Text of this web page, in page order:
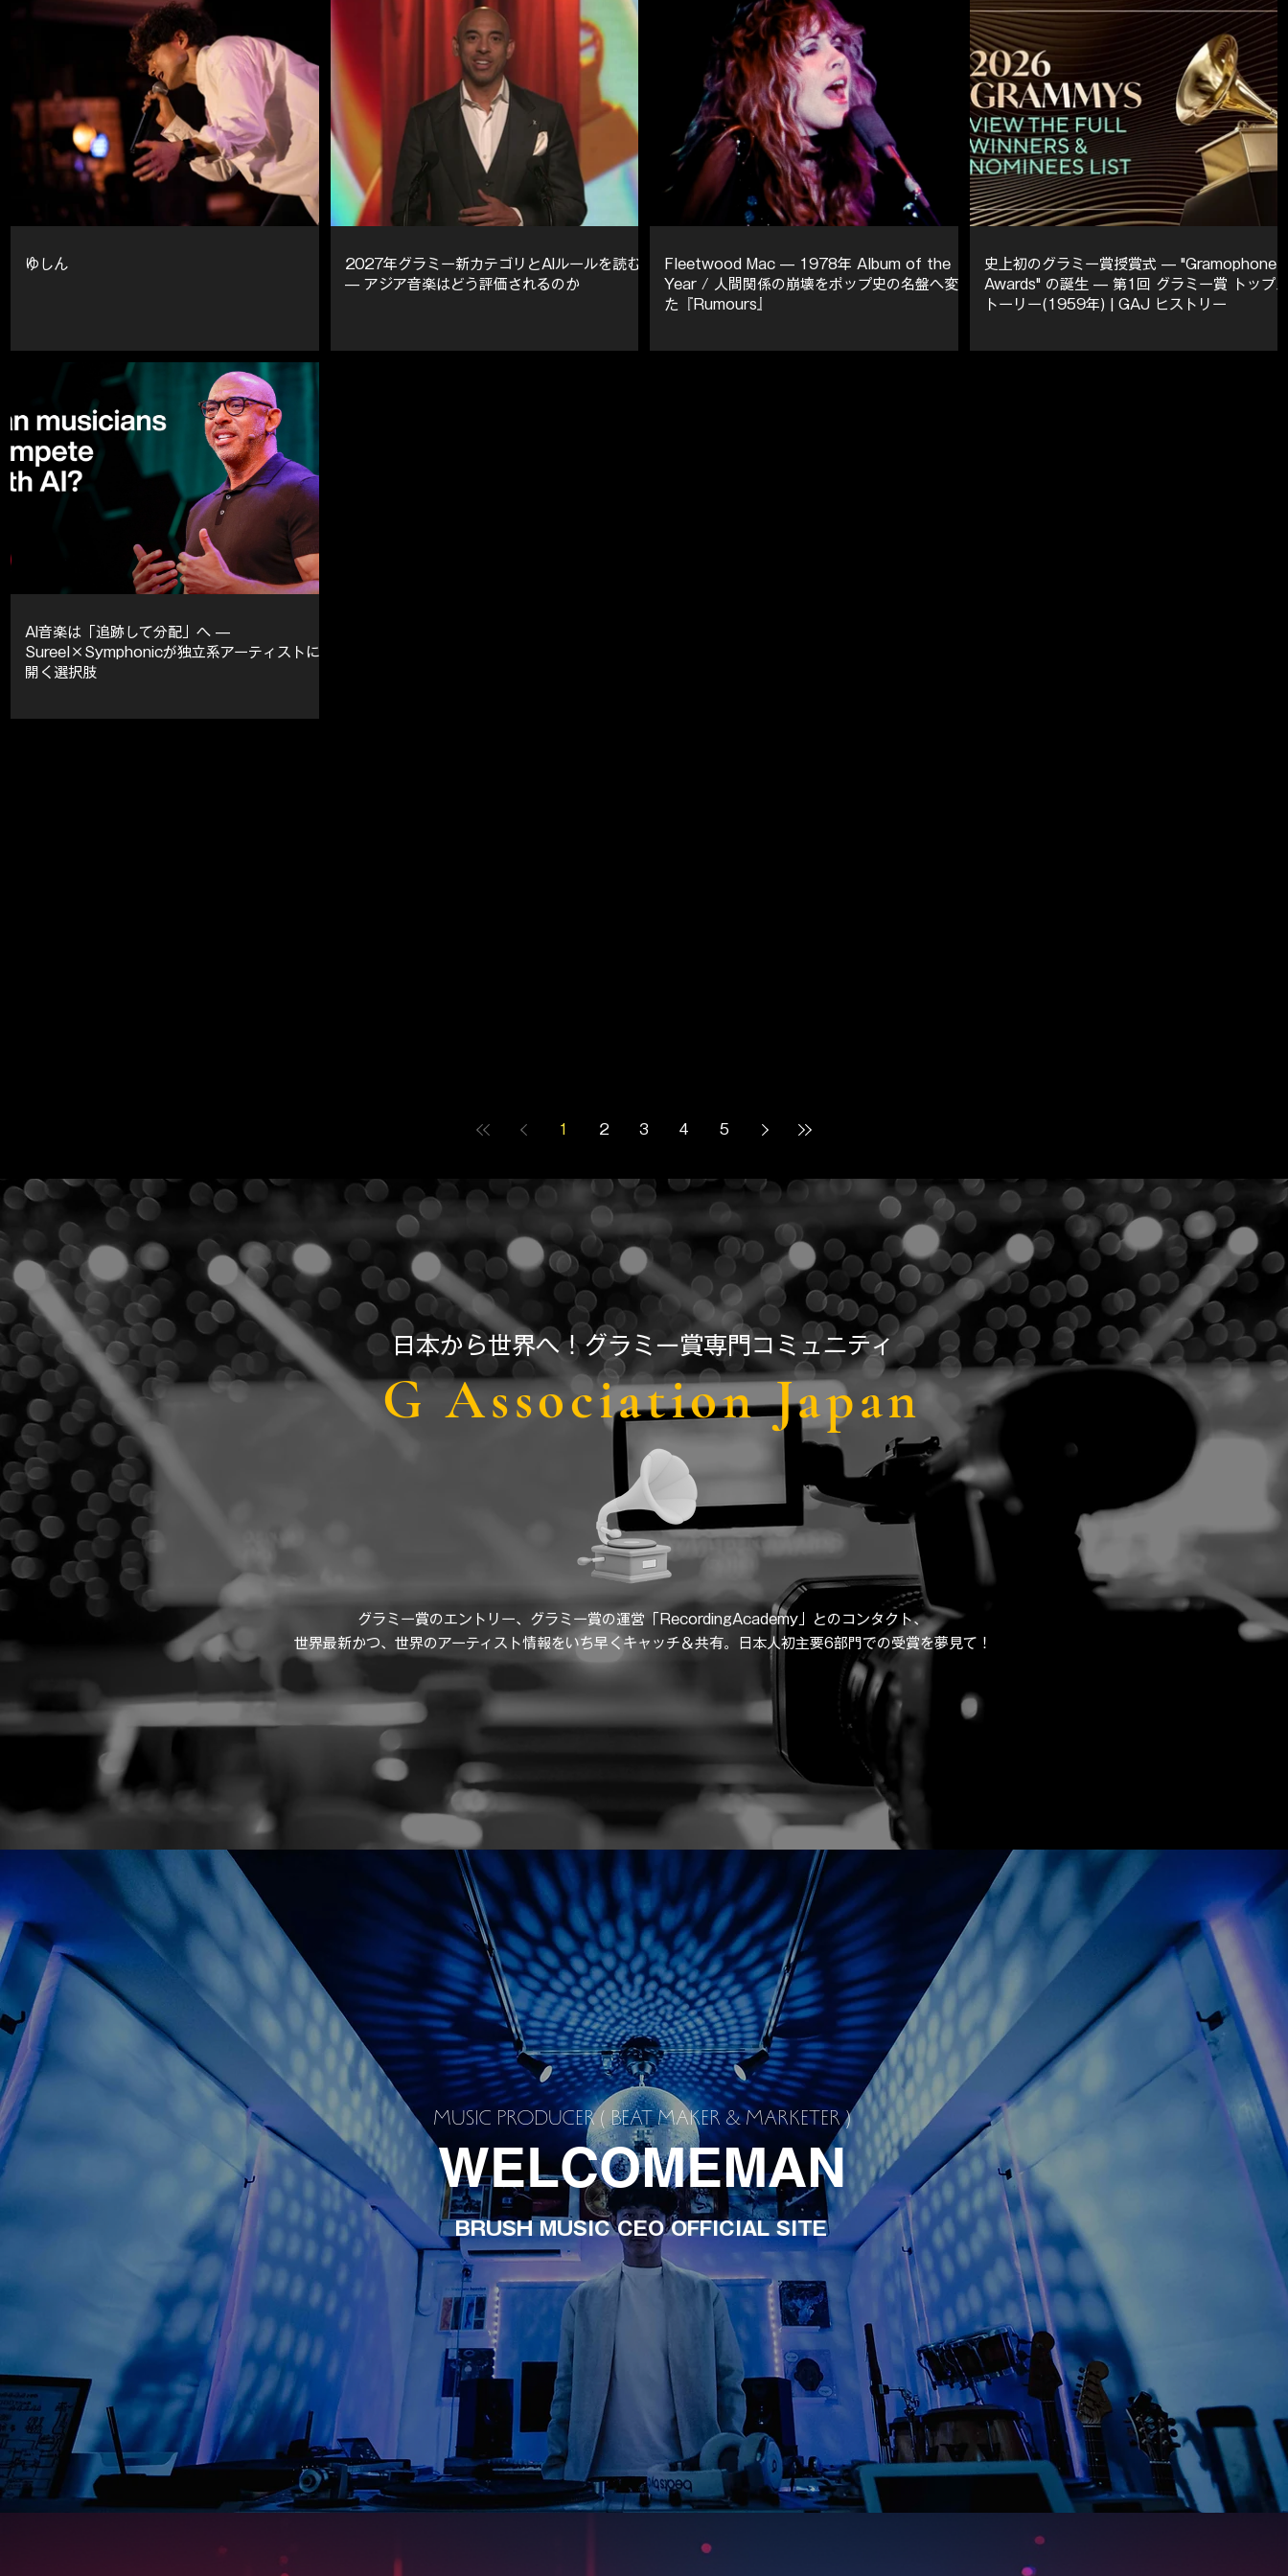
ゆしん
2027年グラミー新カテゴリとAIルールを読む
— アジア音楽はどう評価されるのか
Fleetwood Mac — 1978年 Album of the
Year / 人間関係の崩壊をポップ史の名盤へ変え
た『Rumours』
史上初のグラミー賞授賞式 — "Gramophone
Awards" の誕生 — 第1回 グラミー賞 トップ
トーリー(1959年) | GAJ ヒストリー
AI音楽は「追跡して分配」へ —
Sureel×Symphonicが独立系アーティストに
開く選択肢
1 2 3 4 5
​日本から世界へ！グラミー賞専門コミュニティ
G Association Japan
グラミー賞のエントリー、グラミー賞の運営「RecordingAcademy」とのコンタクト、
​世界最新かつ、世界のアーティスト情報をいち早くキャッチ＆共有。日本人初主要6部門での受賞を夢見て！
MUSIC PRODUCER ( BEAT MAKER & MARKETER )
WELCOMEMAN
BRUSH MUSIC CEO OFFICIAL SITE